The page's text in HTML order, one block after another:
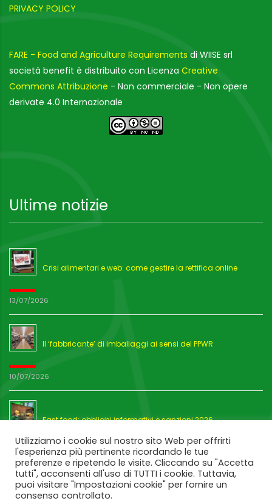
PRIVACY POLICY
FARE - Food and Agriculture Requirements di WIISE srl
società benefit è distribuito con Licenza Creative
Commons Attribuzione - Non commerciale - Non opere
derivate 4.0 Internazionale
Ultime notizie
Crisi alimentari e web: come gestire la rettifica online
13/07/2026
Il ‘fabbricante’ di imballaggi ai sensi del PPWR
10/07/2026
Fast food: obblighi informativi e sanzioni 2026
03/07/2026
Utilizziamo i cookie sul nostro sito Web per offrirti
l'esperienza più pertinente ricordando le tue
preferenze e ripetendo le visite. Cliccando su "Accetta
tutti", acconsenti all'uso di TUTTI i cookie. Tuttavia,
puoi visitare "Impostazioni cookie" per fornire un
consenso controllato.